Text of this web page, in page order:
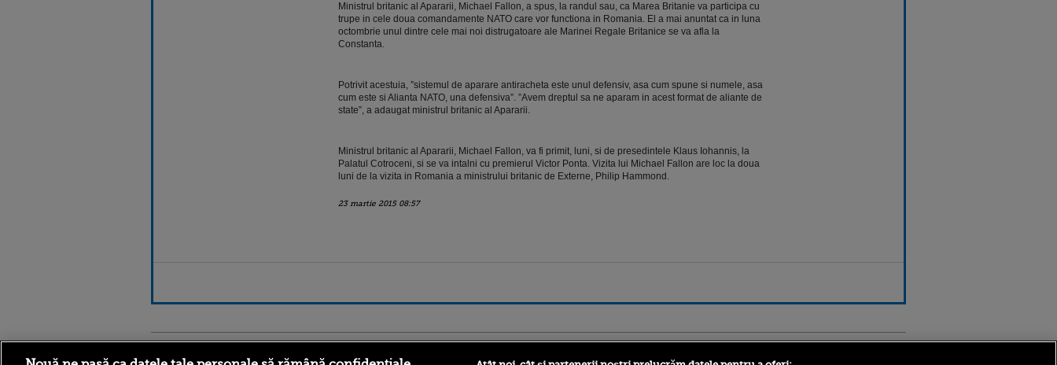
Ministrul britanic al Apararii, Michael Fallon, a spus, la randul sau, ca Marea Britanie va participa cu
trupe in cele doua comandamente NATO care vor functiona in Romania. El a mai anuntat ca in luna
octombrie unul dintre cele mai noi distrugatoare ale Marinei Regale Britanice se va afla la
Constanta.
Potrivit acestuia, ”sistemul de aparare antiracheta este unul defensiv, asa cum spune si numele, asa
cum este si Alianta NATO, una defensiva”. ”Avem dreptul sa ne aparam in acest format de aliante de
state”, a adaugat ministrul britanic al Apararii.
Ministrul britanic al Apararii, Michael Fallon, va fi primit, luni, si de presedintele Klaus Iohannis, la
Palatul Cotroceni, si se va intalni cu premierul Victor Ponta. Vizita lui Michael Fallon are loc la doua
luni de la vizita in Romania a ministrului britanic de Externe, Philip Hammond.
23 martie 2015 08:57